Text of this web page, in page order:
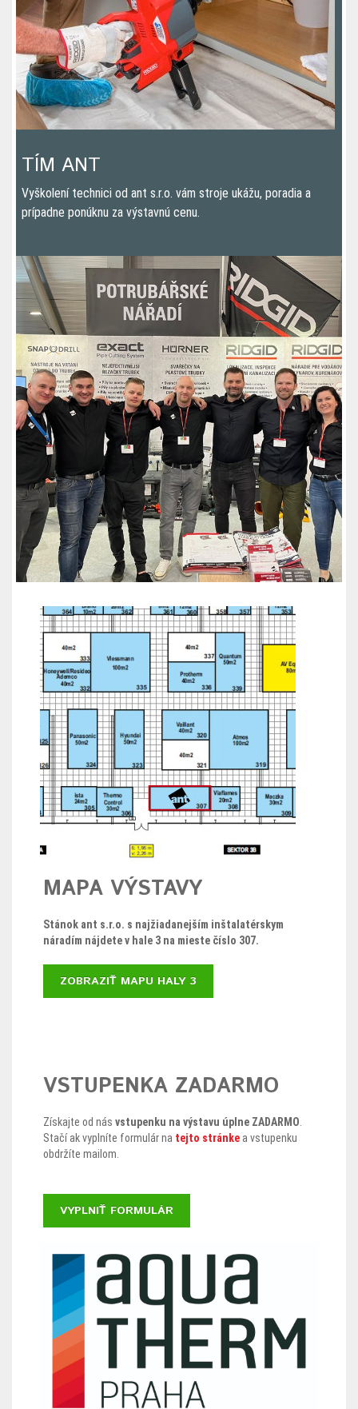
TÍM ANT
Vyškolení technici od ant s.r.o. vám stroje ukážu, poradia a
prípadne ponúknu za výstavnú cenu.
MAPA VÝSTAVY
Stánok ant s.r.o. s najžiadanejším inštalatérskym
náradím nájdete v hale 3 na mieste číslo 307.
ZOBRAZIŤ MAPU HALY 3
VSTUPENKA ZADARMO
Získajte od nás vstupenku na výstavu úplne ZADARMO.
Stačí ak vyplníte formulár na tejto stránkea vstupenku
obdržíte mailom.
VYPLNIŤ FORMULÁR
Toto oznámenie sa vypne za